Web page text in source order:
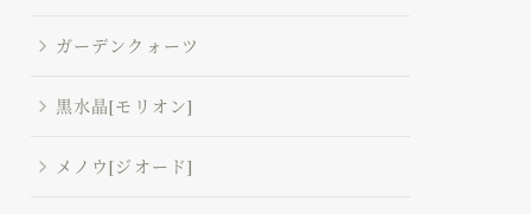
ガーデンクォーツ
黒水晶[モリオン]
メノウ[ジオード]